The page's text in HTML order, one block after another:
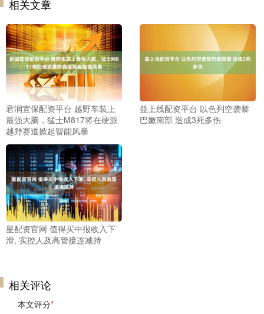
相关文章
君润宜保配资平台 越野车装上
最强大脑，猛士M817将在硬派
越野赛道掀起智能风暴
益上线配资平台 以色列空袭黎
巴嫩南部 造成3死多伤
星配资官网 值得买中报收入下
滑, 实控人及高管接连减持
相关评论
本文评分*